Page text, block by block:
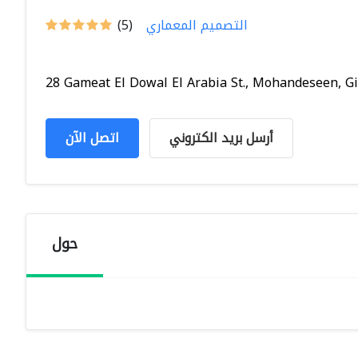
(5) التصميم المعماري
28 Gameat El Dowal El Arabia St., Mohandeseen,
اتصل الآن أرسل بريد الكتروني
حول